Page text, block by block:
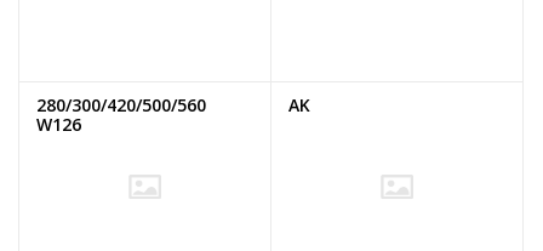
280/300/420/500/560
W126
AK